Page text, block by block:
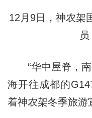
12月9日，神农架
“华中屋脊，南
海开往成都的
着神农架冬季旅游